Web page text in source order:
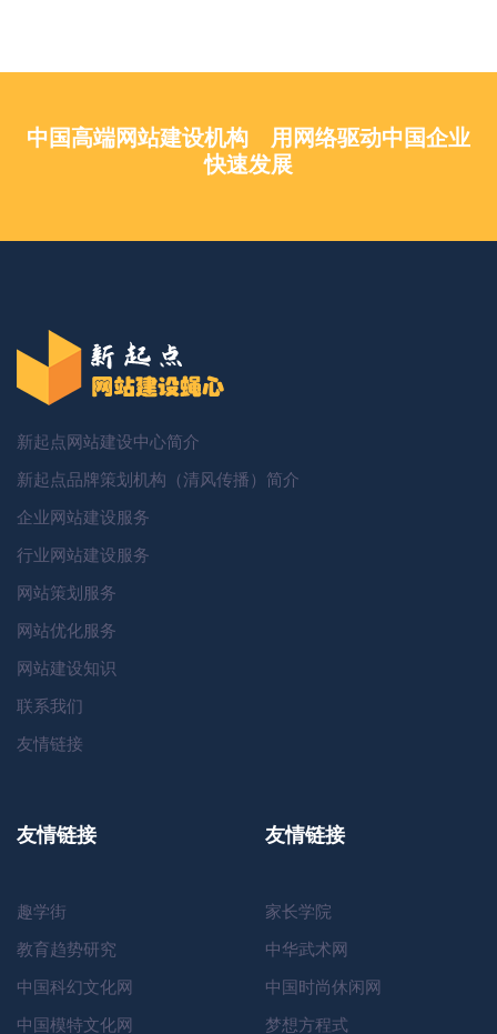
中国高端网站建设机构 用网络驱动中国企业
快速发展
新起点网站建设中心简介
新起点品牌策划机构（清风传播）简介
企业网站建设服务
行业网站建设服务
网站策划服务
网站优化服务
网站建设知识
联系我们
友情链接
友情链接
趣学街
教育趋势研究
中国科幻文化网
中国模特文化网
友情链接
家长学院
中华武术网
中国时尚休闲网
梦想方程式